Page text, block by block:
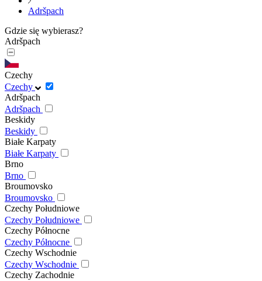
Adršpach
Gdzie się wybierasz?
Adršpach
Czechy
Czechy
Adršpach
Adršpach
Beskidy
Beskidy
Białe Karpaty
Białe Karpaty
Brno
Brno
Broumovsko
Broumovsko
Czechy Południowe
Czechy Południowe
Czechy Północne
Czechy Północne
Czechy Wschodnie
Czechy Wschodnie
Czechy Zachodnie